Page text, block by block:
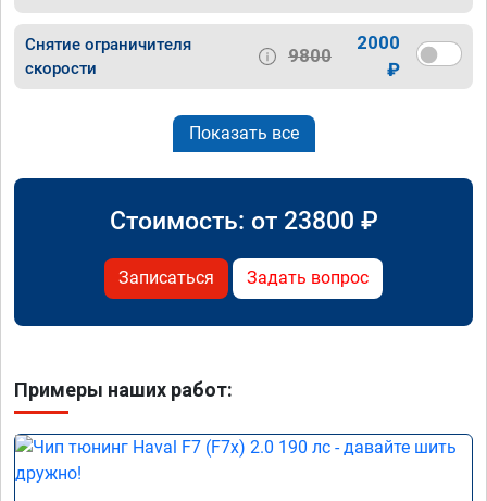
Снятие ограничителя
скорости
9800
2000
₽
Показать все
Стоимость: от 23800 ₽
Записаться Задать вопрос
Примеры наших работ: